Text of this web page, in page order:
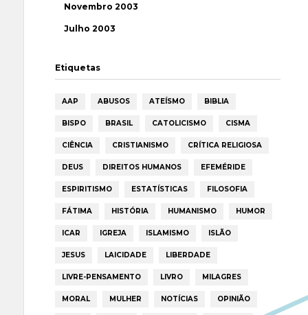
Novembro 2003
Julho 2003
Etiquetas
AAP ABUSOS ATEÍSMO BIBLIA
BISPO BRASIL CATOLICISMO CISMA
CIÊNCIA CRISTIANISMO CRÍTICA RELIGIOSA
DEUS DIREITOS HUMANOS EFEMÉRIDE
ESPIRITISMO ESTATÍSTICAS FILOSOFIA
FÁTIMA HISTÓRIA HUMANISMO HUMOR
ICAR IGREJA ISLAMISMO ISLÃO
JESUS LAICIDADE LIBERDADE
LIVRE-PENSAMENTO LIVRO MILAGRES
MORAL MULHER NOTÍCIAS OPINIÃO